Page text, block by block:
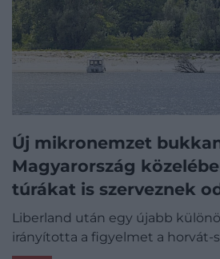
Új mikronemzet
Magyarország
túrákat is szerveznek
Liberland után egy újabb
irányította a figyelmet a horvát-